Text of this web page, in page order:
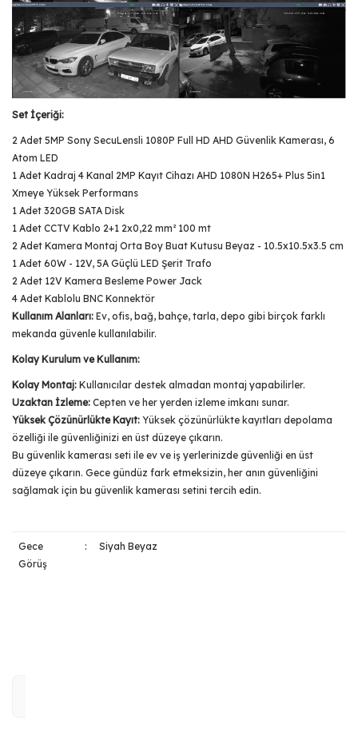
Set İçeriği:
2 Adet 5MP Sony SecuLensli 1080P Full HD AHD Güvenlik Kamerası, 6
Atom LED
1 Adet Kadraj 4 Kanal 2MP Kayıt Cihazı AHD 1080N H265+ Plus 5in1
Xmeye Yüksek Performans
1 Adet 320GB SATA Disk
1 Adet CCTV Kablo 2+1 2x0,22 mm² 100 mt
2 Adet Kamera Montaj Orta Boy Buat Kutusu Beyaz - 10.5x10.5x3.5 cm
1 Adet 60W - 12V, 5A Güçlü LED Şerit Trafo
2 Adet 12V Kamera Besleme Power Jack
4 Adet Kablolu BNC Konnektör
Kullanım Alanları: Ev, ofis, bağ, bahçe, tarla, depo gibi birçok farklı
mekanda güvenle kullanılabilir.
Kolay Kurulum ve Kullanım:
Kolay Montaj: Kullanıcılar destek almadan montaj yapabilirler.
Uzaktan İzleme: Cepten ve her yerden izleme imkanı sunar.
Yüksek Çözünürlükte Kayıt: Yüksek çözünürlükte kayıtları depolama
özelliği ile güvenliğinizi en üst düzeye çıkarın.
Bu güvenlik kamerası seti ile ev ve iş yerlerinizde güvenliği en üst
düzeye çıkarın. Gece gündüz fark etmeksizin, her anın güvenliğini
sağlamak için bu güvenlik kamerası setini tercih edin.
Gece
Görüş
: Siyah Beyaz